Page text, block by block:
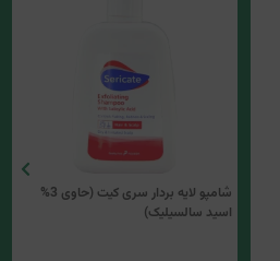
شامپو لایه بردار سری کیت (حاوی 3%
اسید سالسیلیک)